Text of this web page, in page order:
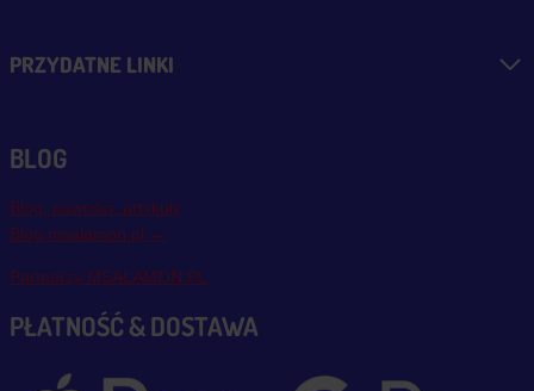
PRZYDATNE LINKI
BLOG
Blog, nowości, artykuły
Blog msalamon.pl →
Partnerzy MSALAMON.PL
PŁATNOŚĆ & DOSTAWA